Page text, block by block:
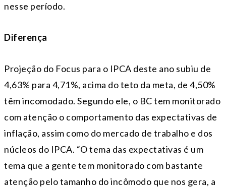
nesse período.
Diferença
Projeção do Focus para o IPCA deste ano subiu de
4,63% para 4,71%, acima do teto da meta, de 4,50%
têm incomodado. Segundo ele, o BC tem monitorado
com atenção o comportamento das expectativas de
inflação, assim como do mercado de trabalho e dos
núcleos do IPCA. “O tema das expectativas é um
tema que a gente tem monitorado com bastante
atenção pelo tamanho do incômodo que nos gera, a